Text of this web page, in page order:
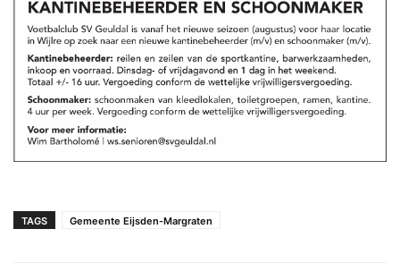
TAGS Gemeente Eijsden-Margraten